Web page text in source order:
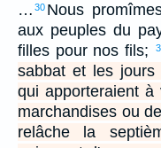
… 30 Nous
aux peuples du
filles pour nos fils;
sabbat et les
qui apporteraient
marchandises ou
relâche la